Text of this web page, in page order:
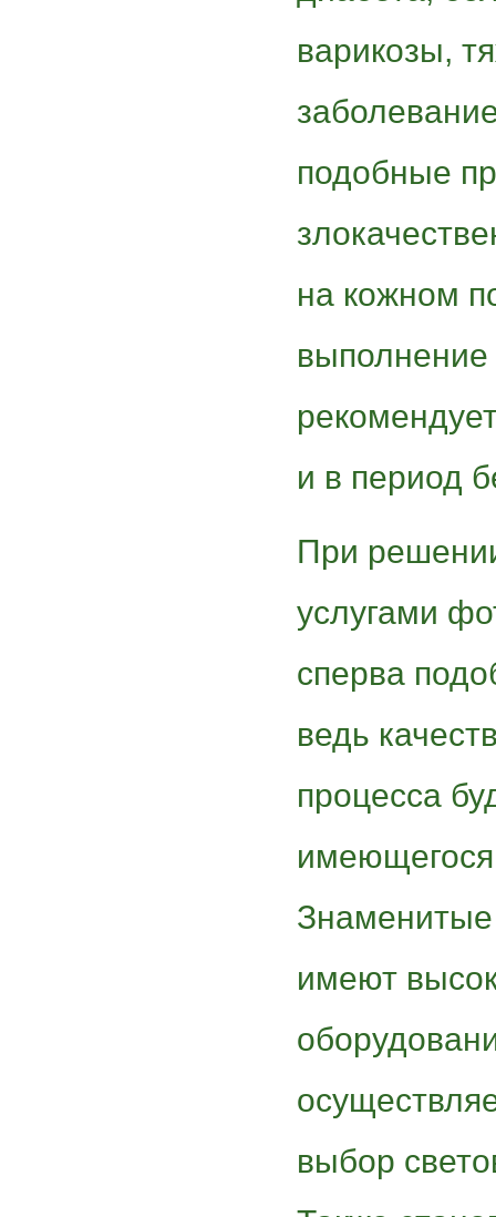
варикозы,
подобные
на кожном
и в период
При
услугами
сперва
ведь
процесса
имеют
выбор